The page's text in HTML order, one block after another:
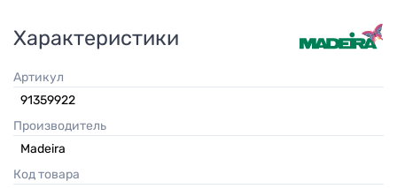
Характеристики
Артикул
91359922
Производитель
Madeira
Код товара